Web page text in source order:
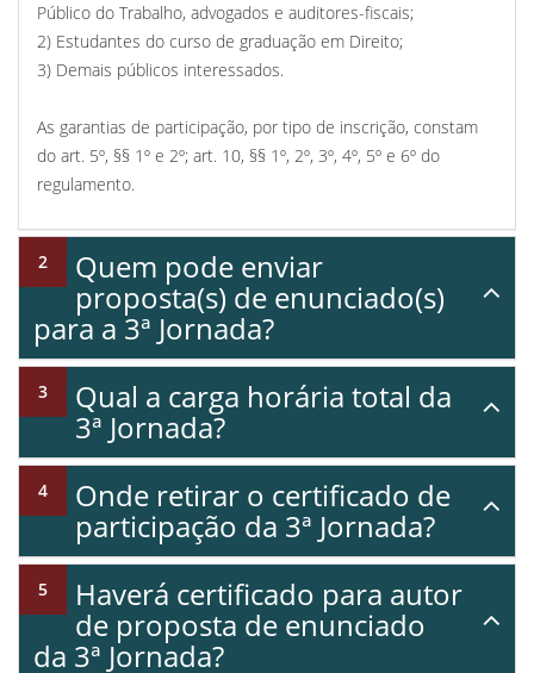
Público do Trabalho, advogados e auditores-fiscais;
2) Estudantes do curso de graduação em Direito;
3) Demais públicos interessados.
As garantias de participação, por tipo de inscrição, constam
do art. 5º, §§ 1º e 2º; art. 10, §§ 1º, 2º, 3º, 4º, 5º e 6º do
regulamento.
Quem pode enviar
proposta(s) de enunciado(s)
para a 3ª Jornada?
Qual a carga horária total da
3ª Jornada?
Onde retirar o certificado de
participação da 3ª Jornada?
Haverá certificado para autor
de proposta de enunciado
da 3ª Jornada?